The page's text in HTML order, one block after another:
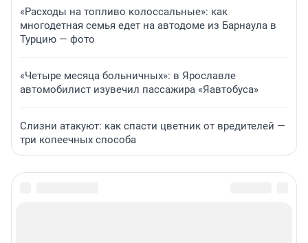
«Расходы на топливо колоссальные»: как
многодетная семья едет на автодоме из Барнаула в
Турцию — фото
«Четыре месяца больничных»: в Ярославле
автомобилист изувечил пассажира «Яавтобуса»
Слизни атакуют: как спасти цветник от вредителей —
три копеечных способа